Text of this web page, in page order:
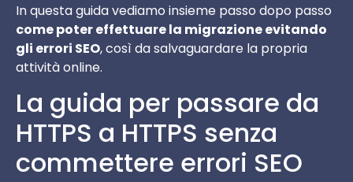
In questa guida vediamo insieme passo dopo passo
come poter effettuare la migrazione evitando
gli errori SEO, così da salvaguardare la propria
attività online.
La guida per passare da
HTTPS a HTTPS senza
commettere errori SEO